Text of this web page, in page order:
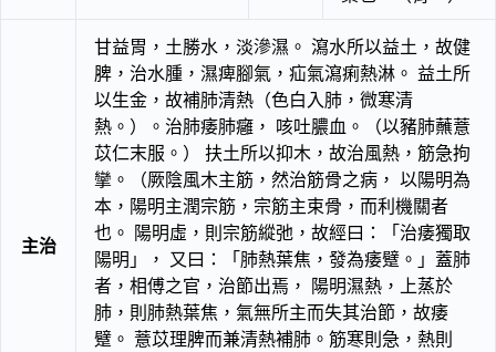
主治
甘益胃，土勝水，淡滲濕。 瀉水所以益土，故健
脾，治水腫，濕痺腳氣，疝氣瀉痢熱淋。 益土所
以生金，故補肺清熱（色白入肺，微寒清
熱。）。治肺痿肺癰， 咳吐膿血。（以豬肺蘸薏
苡仁末服。） 扶土所以抑木，故治風熱，筋急拘
攣。（厥陰風木主筋，然治筋骨之病， 以陽明為
本，陽明主潤宗筋，宗筋主束骨，而利機關者
也。 陽明虛，則宗筋縱弛，故經曰：「治痿獨取
陽明」， 又曰：「肺熱葉焦，發為痿躄。」蓋肺
者，相傅之官，治節出焉， 陽明濕熱，上蒸於
肺，則肺熱葉焦，氣無所主而失其治節，故痿
躄。 薏苡理脾而兼清熱補肺。筋寒則急，熱則